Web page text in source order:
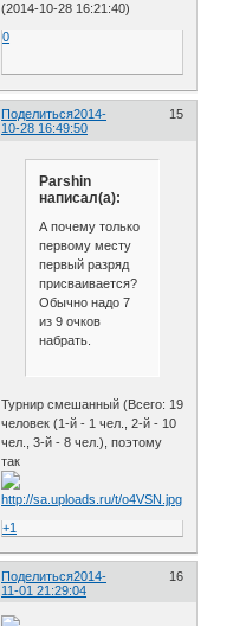
(2014-10-28 16:21:40)
0
Поделиться 15
2014-
10-28 16:49:50
Parshin
написал(а):
А почему только
первому месту
первый разряд
присваивается?
Обычно надо 7
из 9 очков
набрать.
Турнир смешанный (Всего: 19
человек (1-й - 1 чел., 2-й - 10
чел., 3-й - 8 чел.), поэтому
так
+1
Поделиться 16
2014-
11-01 21:29:04